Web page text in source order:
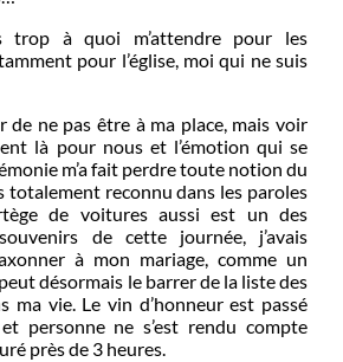
trop à quoi m’attendre pour les
pour l’église, moi qui ne suis
de ne pas être à ma place, mais voir
là pour nous et l’émotion qui se
m’a fait perdre toute notion du
totalement reconnu dans les paroles
de voitures aussi est un des
de cette journée, j’avais
à mon mariage, comme un
désormais le barrer de la liste des
ma vie. Le vin d’honneur est passé
personne ne s’est rendu compte
près de 3 heures.